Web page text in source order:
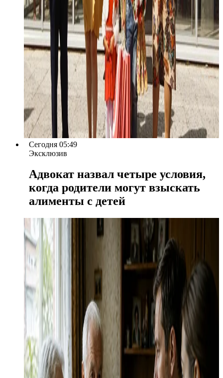
Сегодня 05:49
Эксклюзив
Адвокат назвал четыре условия,
когда родители могут взыскать
алименты с детей